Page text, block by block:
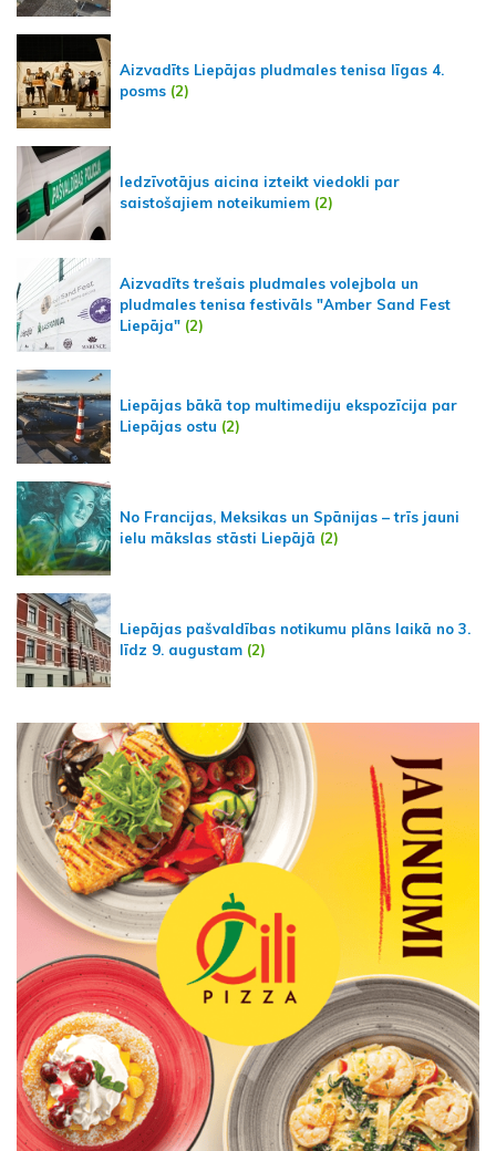
Aizvadīts Liepājas pludmales tenisa līgas 4.
posms (2)
Iedzīvotājus aicina izteikt viedokli par
saistošajiem noteikumiem (2)
Aizvadīts trešais pludmales volejbola un
pludmales tenisa festivāls "Amber Sand Fest
Liepāja" (2)
Liepājas bākā top multimediju ekspozīcija par
Liepājas ostu (2)
No Francijas, Meksikas un Spānijas – trīs jauni
ielu mākslas stāsti Liepājā (2)
Liepājas pašvaldības notikumu plāns laikā no 3.
līdz 9. augustam (2)